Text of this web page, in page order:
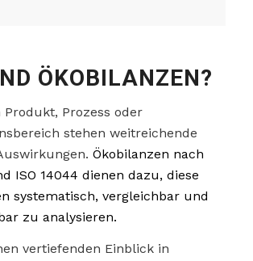
ÖKOBILANZEN?
Prozess oder
stehen weitreichende
Ökobilanzen nach
ISO 14044 dienen dazu, diese
systematisch, vergleichbar und
zu analysieren.
vertiefenden Einblick in